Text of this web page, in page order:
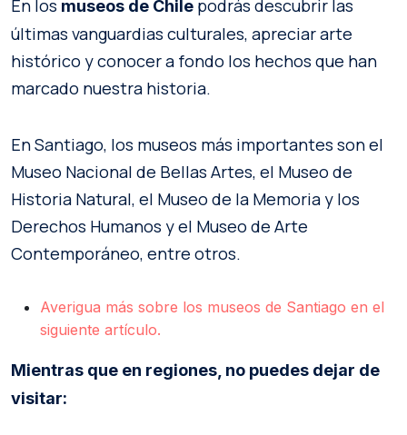
En los museos de Chile podrás descubrir las
últimas vanguardias culturales, apreciar arte
histórico y conocer a fondo los hechos que han
marcado nuestra historia.
En Santiago, los museos más importantes son el
Museo Nacional de Bellas Artes, el Museo de
Historia Natural, el Museo de la Memoria y los
Derechos Humanos y el Museo de Arte
Contemporáneo, entre otros.
Averigua más sobre los museos de Santiago en el
siguiente artículo.
Mientras que en regiones, no puedes dejar de
visitar: